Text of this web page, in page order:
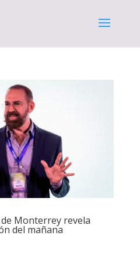
de Monterrey revela
del mañana